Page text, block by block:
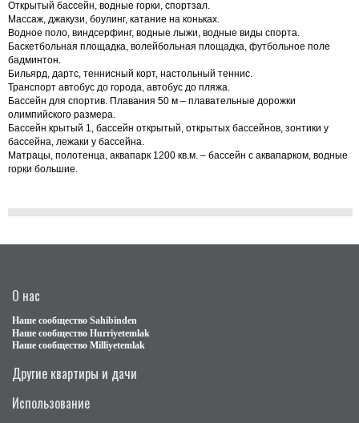
Открытый бассейн, водные горки, спортзал.
Массаж, джакузи, боулинг, катание на коньках.
Водное поло, виндсерфинг, водные лыжи, водные виды спорта.
Баскетбольная площадка, волейбольная площадка, футбольное поле
бадминтон.
Бильярд, дартс, теннисный корт, настольный теннис.
Транспорт автобус до города автобус до пляжа.
Бассейн для спортив. Плавания 50 м – плавательные дорожки
олимпийского размера.
Бассейн крытый 1, бассейн открытый, открытых бассейнов, зонтики у
бассейна лежаки у бассейна
Матрацы полотенца, аквапарк 1200 кв.м. – бассейн с аквапарком, водные
горки большие.
О нас
Наше сообщество Sahibinden
Наше сообщество Hurriyetemlak
Наше сообщество Milliyetemlak
Другие квартиры и дачи
Использование